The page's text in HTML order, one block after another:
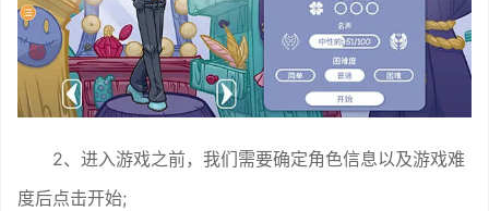
2、进入游戏之前，我们需要确定角色信息以及游戏难
度后点击开始;